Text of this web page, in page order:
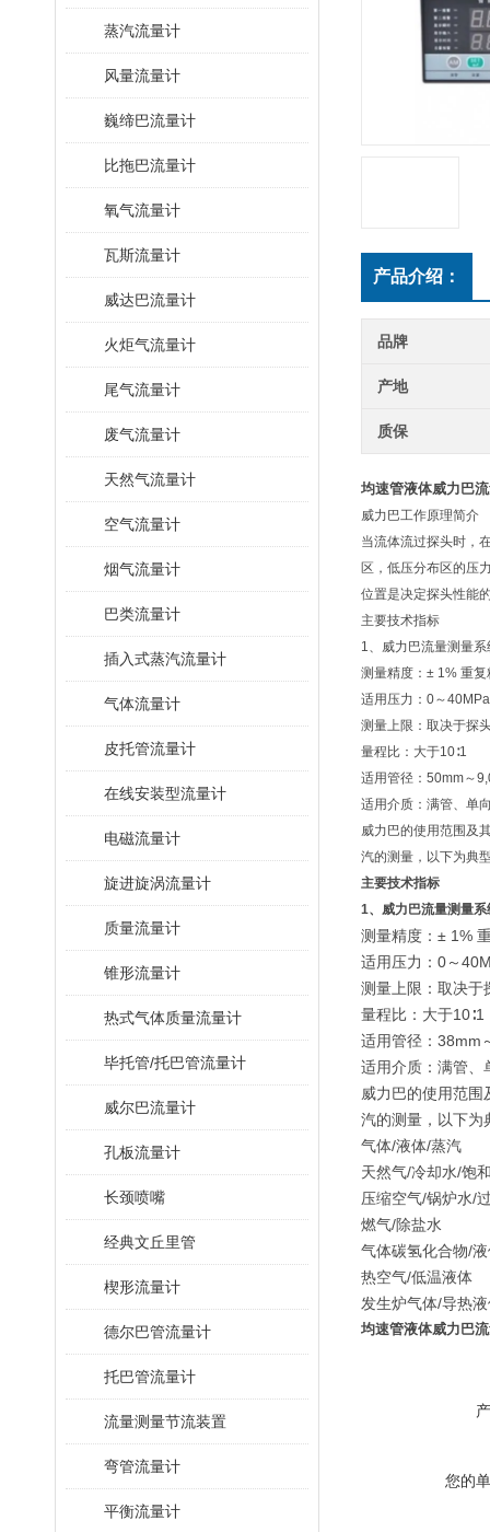
蒸汽流量计
风量流量计
巍缔巴流量计
比拖巴流量计
氧气流量计
瓦斯流量计
威达巴流量计
火炬气流量计
尾气流量计
废气流量计
天然气流量计
空气流量计
烟气流量计
巴类流量计
插入式蒸汽流量计
气体流量计
皮托管流量计
在线安装型流量计
电磁流量计
旋进旋涡流量计
质量流量计
锥形流量计
热式气体质量流量计
毕托管/托巴管流量计
威尔巴流量计
孔板流量计
长颈喷嘴
经典文丘里管
楔形流量计
德尔巴管流量计
托巴管流量计
流量测量节流装置
弯管流量计
平衡流量计
产品介绍：
品牌
产地
质保
均速管液体威力巴
威力巴工作原理简介
当流体流过探头时，
区，低压分布区的压
位置是决定探头性能
主要技术指标
1、威力巴流量测量
测量精度：± 1% 重
适用压力：0～
测量上限：取决于探
量程比：大于10∶1
适用管径：50mm～
适用介质：满管、单
威力巴的使用范围及
汽的测量，以下为典
主要技术指标
1、威力巴流量测量
测量精度：± 1%
适用压力：0～
测量上限：取决于
量程比：大于10∶1
适用管径：38mm
适用介质：满管、
威力巴的使用范
汽的测量，以下为
气体/液体/蒸汽
天然气/冷却水/饱
压缩空气/锅炉水/
燃气/除盐水
气体碳氢化合物/
热空气/低温液体
发生炉气体/导热
均速管液体威力巴
您的